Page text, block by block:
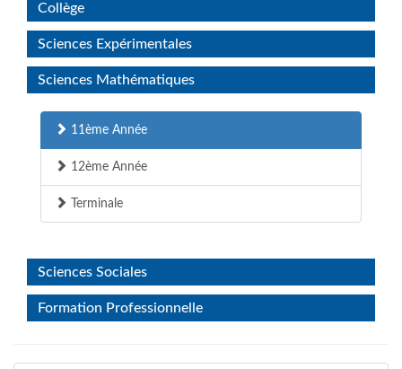
Collège
Sciences Expérimentales
Sciences Mathématiques
11ème Année
12ème Année
Terminale
Sciences Sociales
Formation Professionnelle